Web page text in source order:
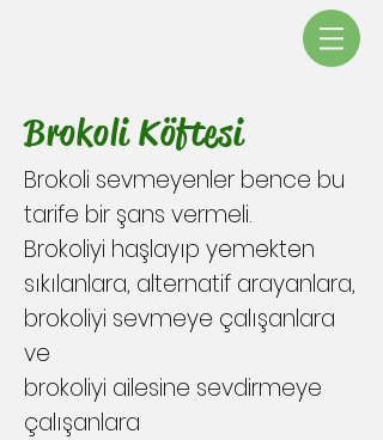
Brokoli Köftesi
Brokoli sevmeyenler bence bu
tarife bir şans vermeli.
Brokoliyi haşlayıp yemekten
sıkılanlara, alternatif arayanlara,
brokoliyi sevmeye çalışanlara
ve
brokoliyi ailesine sevdirmeye
çalışanlara